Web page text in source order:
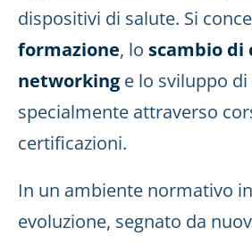
dispositivi di salute. Si
formazione, lo scambio di
networking e lo sviluppo
specialmente attraverso
certificazioni.
In un ambiente normativo
evoluzione, segnato da